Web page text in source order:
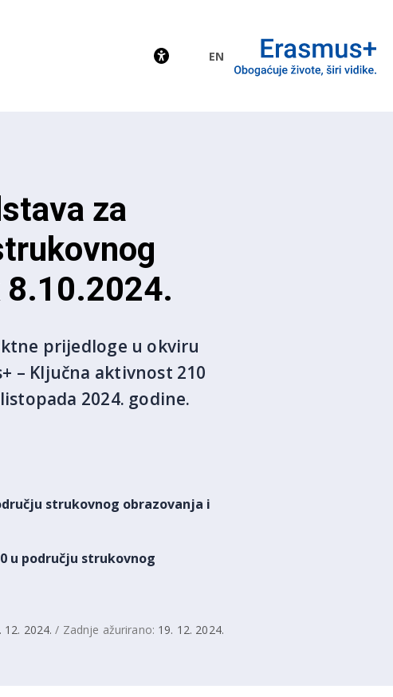
EN
za
8.10.2024.
prijedloge u okviru
– Ključna aktivnost 210
2024. godine.
strukovnog obrazovanja i
u području strukovnog
12. 2024. / Zadnje ažurirano: 19. 12. 2024.